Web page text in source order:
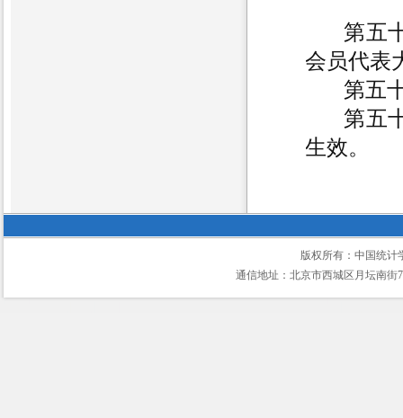
第五
会员代表
第五
第五
生效。
版权所有：中国统计
通信地址：北京市西城区月坛南